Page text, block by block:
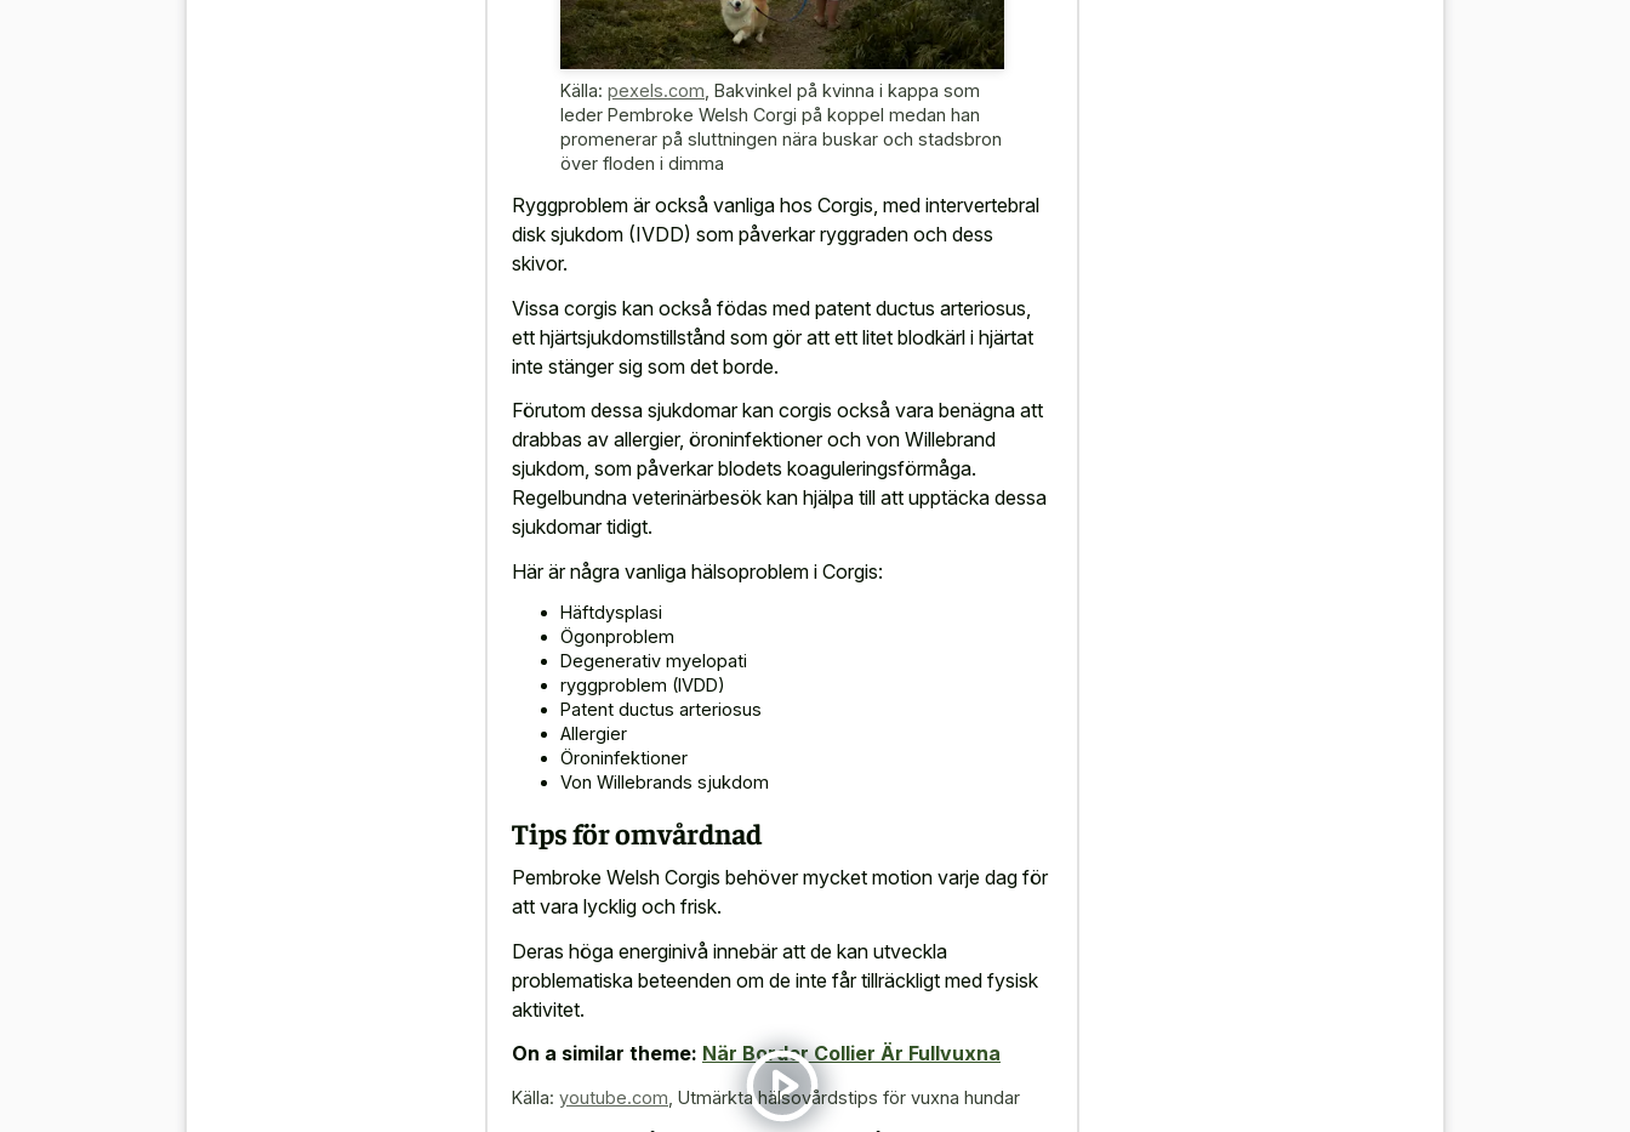
Källa: pexels.com Bakvinkel på kvinna i kappa som
leder Pembroke Welsh Corgi på koppel medan han
promenerar på sluttningen nära buskar och stadsbron
över floden i dimma
Ryggproblem är också vanliga hos Corgis, med intervertebral
disk sjukdom (IVDD) som påverkar ryggraden och dess
skivor.
Vissa corgis kan också födas med patent ductus arteriosus,
ett hjärtsjukdomstillstånd som gör att ett litet blodkärl i hjärtat
inte stänger sig som det borde.
Förutom dessa sjukdomar kan corgis också vara benägna att
drabbas av allergier, öroninfektioner och von Willebrand
sjukdom, som påverkar blodets koaguleringsförmåga.
Regelbundna veterinärbesök kan hjälpa till att upptäcka dessa
sjukdomar tidigt.
Här är några vanliga hälsoproblem i Corgis:
Häftdysplasi
Ögonproblem
Degenerativ myelopati
ryggproblem (IVDD)
Patent ductus arteriosus
Allergier
Öroninfektioner
Von Willebrands sjukdom
Tips för omvårdnad
Pembroke Welsh Corgis behöver mycket motion varje dag för
att vara lycklig och frisk.
Deras höga energinivå innebär att de kan utveckla
problematiska beteenden om de inte får tillräckligt med fysisk
aktivitet.
On a similar theme: När Border Collier Är Fullvuxna
Källa: youtube.com Utmärkta hälsovårdstips för vuxna hundar